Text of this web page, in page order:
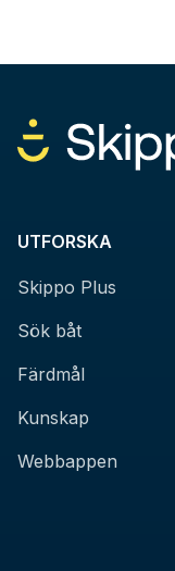
UTFORSKA
Skippo Plus
Sök båt
Färdmål
Kunskap
Webbappen